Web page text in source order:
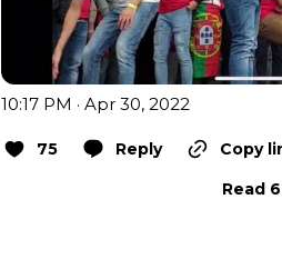
10:17 PM · Apr 30, 2022
75 Reply
Copy
Read